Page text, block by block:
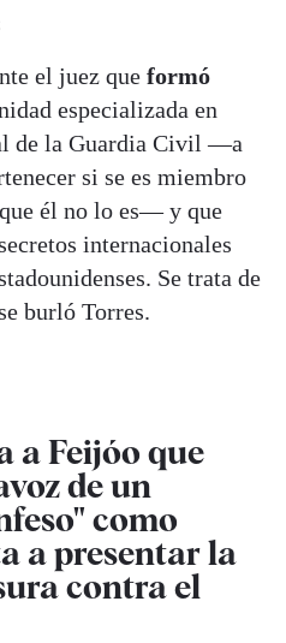
el juez que formó
especializada en
de la Guardia Civil —a
si se es miembro
él no lo es— y que
internacionales
Se trata de
burló Torres.
a Feijóo que
de un
como
a presentar la
contra el